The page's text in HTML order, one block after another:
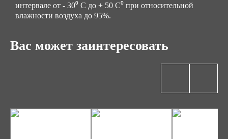
интервале от - 30⁰ С до + 50 С⁰ при относительной
влажности воздуха до 95%.
Вас может заинтересовать